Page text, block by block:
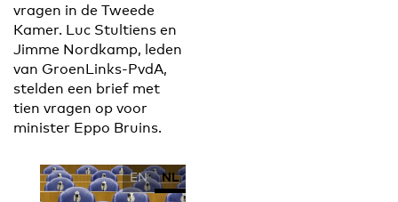
vragen in de Tweede
Kamer. Luc Stultiens en
Jimme Nordkamp, leden
van GroenLinks-PvdA,
stelden een brief met
tien vragen op voor
minister Eppo Bruins.
EN NL